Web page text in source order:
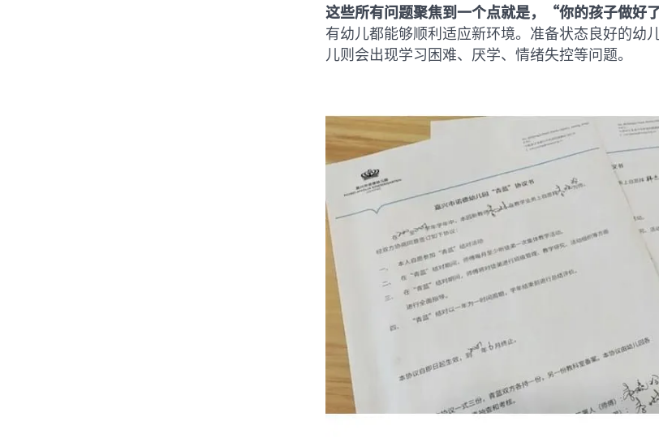
这些所有问题聚焦到一个点就是，“你的孩子做好
有幼儿都能够顺利适应新环境。准备状态良好的幼
儿则会出现学习困难、厌学、情绪失控等问题。